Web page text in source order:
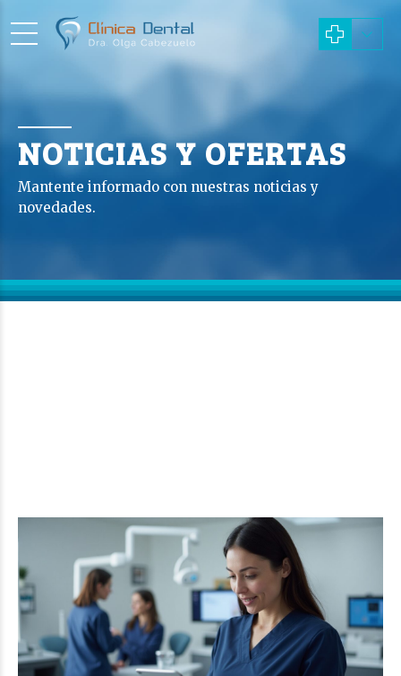
NOTICIAS Y OFERTAS
Mantente informado con nuestras noticias y
novedades.